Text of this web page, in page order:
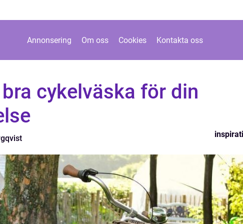
Annonsering Om oss Cookies Kontakta oss
cykelväska för din